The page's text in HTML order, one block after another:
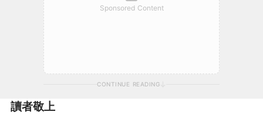
Sponsored Content
CONTINUE READING
讀者敬上